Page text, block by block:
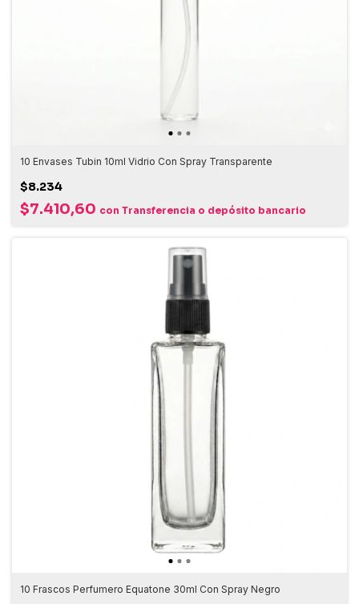
10 Envases Tubin 10ml Vidrio Con Spray Transparente
$8.234
$7.410,60 con Transferencia o depósito bancario
10 Frascos Perfumero Equatone 30ml Con Spray Negro